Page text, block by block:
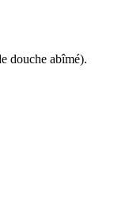
douche abîmé).